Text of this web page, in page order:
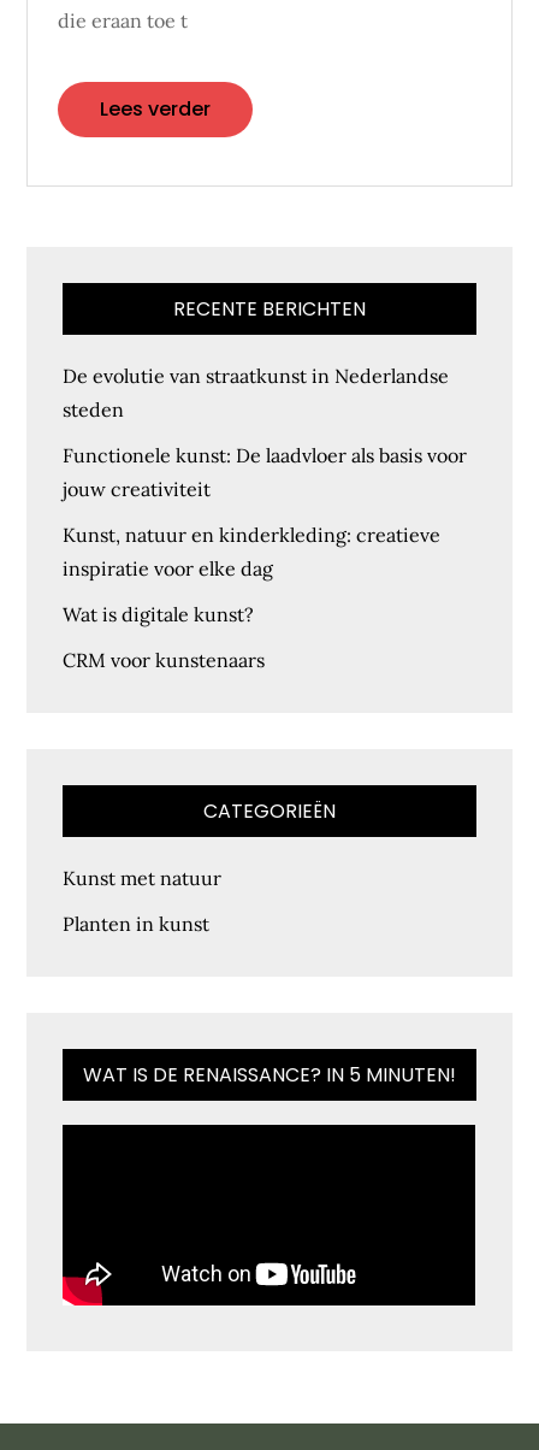
die eraan toe t
Lees verder
RECENTE BERICHTEN
De evolutie van straatkunst in Nederlandse
steden
Functionele kunst: De laadvloer als basis voor
jouw creativiteit
Kunst, natuur en kinderkleding: creatieve
inspiratie voor elke dag
Wat is digitale kunst?
CRM voor kunstenaars
CATEGORIEËN
Kunst met natuur
Planten in kunst
WAT IS DE RENAISSANCE? IN 5 MINUTEN!